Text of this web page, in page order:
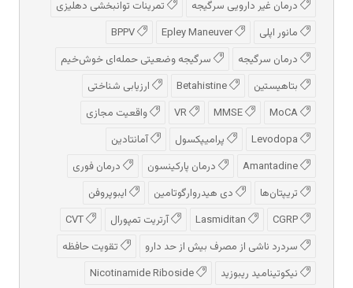
درمان غیر دارویی سرگیجه
تمرینات توانبخشی دهلیزی
مانور اپلی
درمان سرگیجه
سرگیجه وضعیتی حمله‌ای خوش‌خیم
بتاهیستین
ارزیابی شناختی
واقعیت مجازی
پرامیپکسول
آمانتادین
درمان پارکینسون
درمان فوری
تریپتان‌ها
دی هیدروارگوتامین
ایبوپروفن
آرتریت تمپورال
سردرد ناشی از مصرف بیش از حد دارو
تقویت حافظه
نیکوتینامید ریبوزید